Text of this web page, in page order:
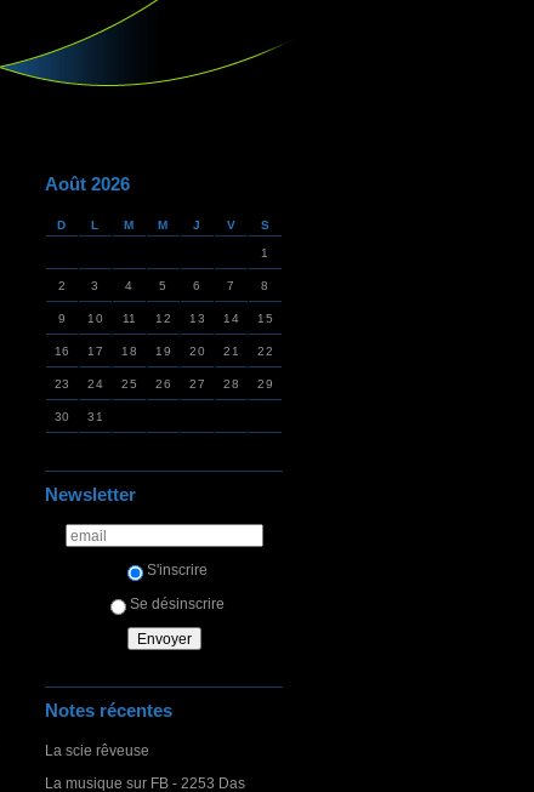
Août 2026
D L M M J V S
1
2 3 4 5 6 7 8
9 10 11 12 13 14 15
16 17 18 19 20 21 22
23 24 25 26 27 28 29
30 31
Newsletter
S'inscrire
Se désinscrire
Notes récentes
La scie rêveuse
La musique sur FB - 2253 Das